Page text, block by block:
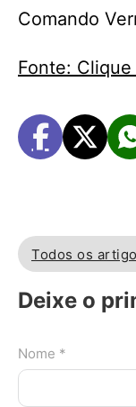
Comando
Fonte: Clique
Todos os
Deixe o
Nome *